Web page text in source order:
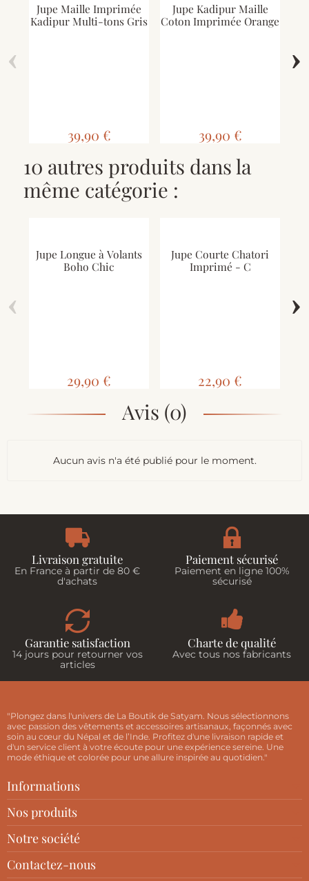
Jupe Maille Imprimée
Kadipur Multi-tons Gris
39,90 €
Jupe Kadipur Maille
Coton Imprimée Orange
39,90 €
‹ ›
10 autres produits dans la
même catégorie :
Jupe Longue à Volants
Boho Chic
29,90 €
Jupe Courte Chatori
Imprimé - C
22,90 €
‹ ›
Avis (0)
Aucun avis n'a été publié pour le moment.
Livraison gratuite
En France à partir de 80 €
d'achats
Paiement sécurisé
Paiement en ligne 100%
sécurisé
Garantie satisfaction
14 jours pour retourner vos
articles
Charte de qualité
Avec tous nos fabricants
"Plongez dans l'univers de La Boutik de Satyam. Nous sélectionnons
avec passion des vêtements et accessoires artisanaux, façonnés avec
soin au cœur du Népal et de l’Inde. Profitez d'une livraison rapide et
d'un service client à votre écoute pour une expérience sereine. Une
mode éthique et colorée pour une allure inspirée au quotidien."
Informations
Nos produits
Notre société
Contactez-nous